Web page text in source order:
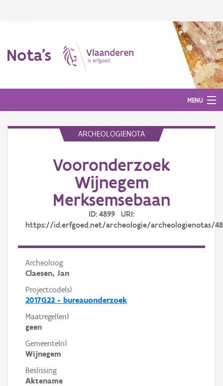
Nota's
MENU
ARCHEOLOGIENOTA
Vooronderzoek
Wijnegem
Merksemsebaan
ID: 4899 URI:
https://id.erfgoed.net/archeologie/archeologienotas/
Archeoloog
Claesen, Jan
Projectcode(s)
2017G22 - bureauonderzoek
Maatregel(en)
geen
Gemeente(n)
Wijnegem
Beslissing
Aktename